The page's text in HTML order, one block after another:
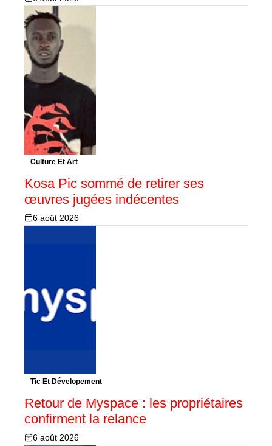
Culture Et Art
Kosa Pic sommé de retirer ses
œuvres jugées indécentes
6 août 2026
Tic Et Dévelopement
Retour de Myspace : les propriétaires
confirment la relance
6 août 2026